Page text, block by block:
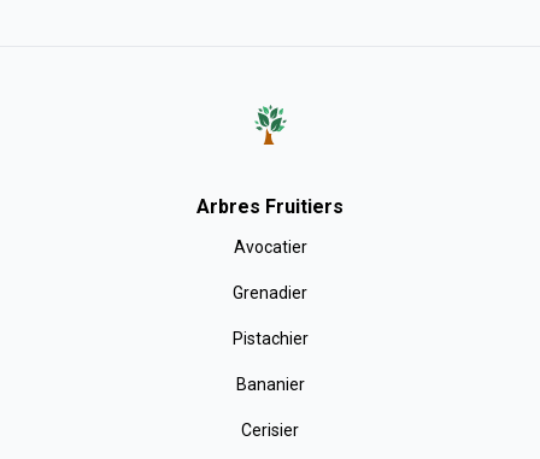
Arbres Fruitiers
Avocatier
Grenadier
Pistachier
Bananier
Cerisier